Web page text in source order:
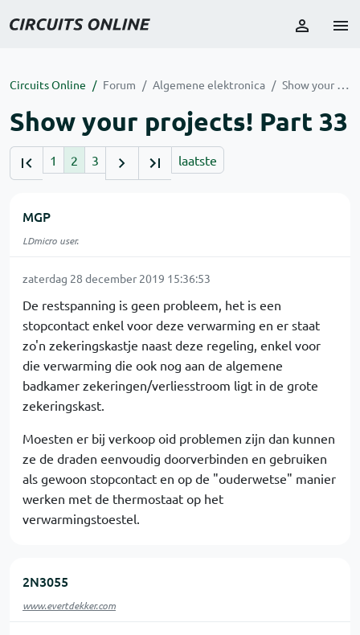
Circuits Online Forum Algemene elektronica Show your projects! Part 33
Show your projects! Part 33
1 2 3 laatste
MGP
LDmicro user.
zaterdag 28 december 2019 15:36:53
De restspanning is geen probleem, het is een
stopcontact enkel voor deze verwarming en er staat
zo'n zekeringskastje naast deze regeling, enkel voor
die verwarming die ook nog aan de algemene
badkamer zekeringen/verliesstroom ligt in de grote
zekeringskast.
Moesten er bij verkoop oid problemen zijn dan kunnen
ze de draden eenvoudig doorverbinden en gebruiken
als gewoon stopcontact en op de "ouderwetse" manier
werken met de thermostaat op het
verwarmingstoestel.
2N3055
www.evertdekker.com